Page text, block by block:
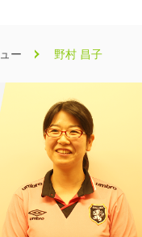
ー 野村 昌子